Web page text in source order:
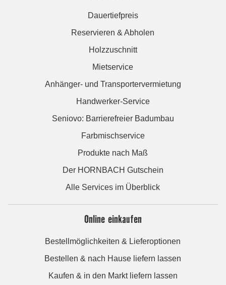
Dauertiefpreis
Reservieren & Abholen
Holzzuschnitt
Mietservice
Anhänger- und Transportervermietung
Handwerker-Service
Seniovo: Barrierefreier Badumbau
Farbmischservice
Produkte nach Maß
Der HORNBACH Gutschein
Alle Services im Überblick
Online einkaufen
Bestellmöglichkeiten & Lieferoptionen
Bestellen & nach Hause liefern lassen
Kaufen & in den Markt liefern lassen